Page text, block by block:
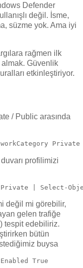
Defender
değil. İsme,
süzme yok. Ama iyi
rağmen ilk
almak. Güvenlik
etkinleştiriyor.
/ Public arasında
Private
profilimizi
| Select-
değil mi görebilir,
gelen trafiğe
tespit edebiliriz.
bütün
buysa
True